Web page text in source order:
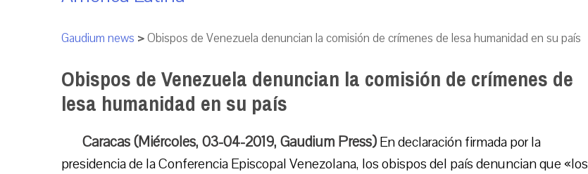
Gaudium news >Obispos de Venezuela denuncian la comisión de crímenes de lesa humanidad en su país
Obispos de Venezuela denuncian la comisión de crímenes de
lesa humanidad en su país
Caracas (Miércoles, 03-04-2019, Gaudium Press)En declaración firmada por la
presidencia de la Conferencia Episcopal Venezolana, los obispos del país denuncian que «los